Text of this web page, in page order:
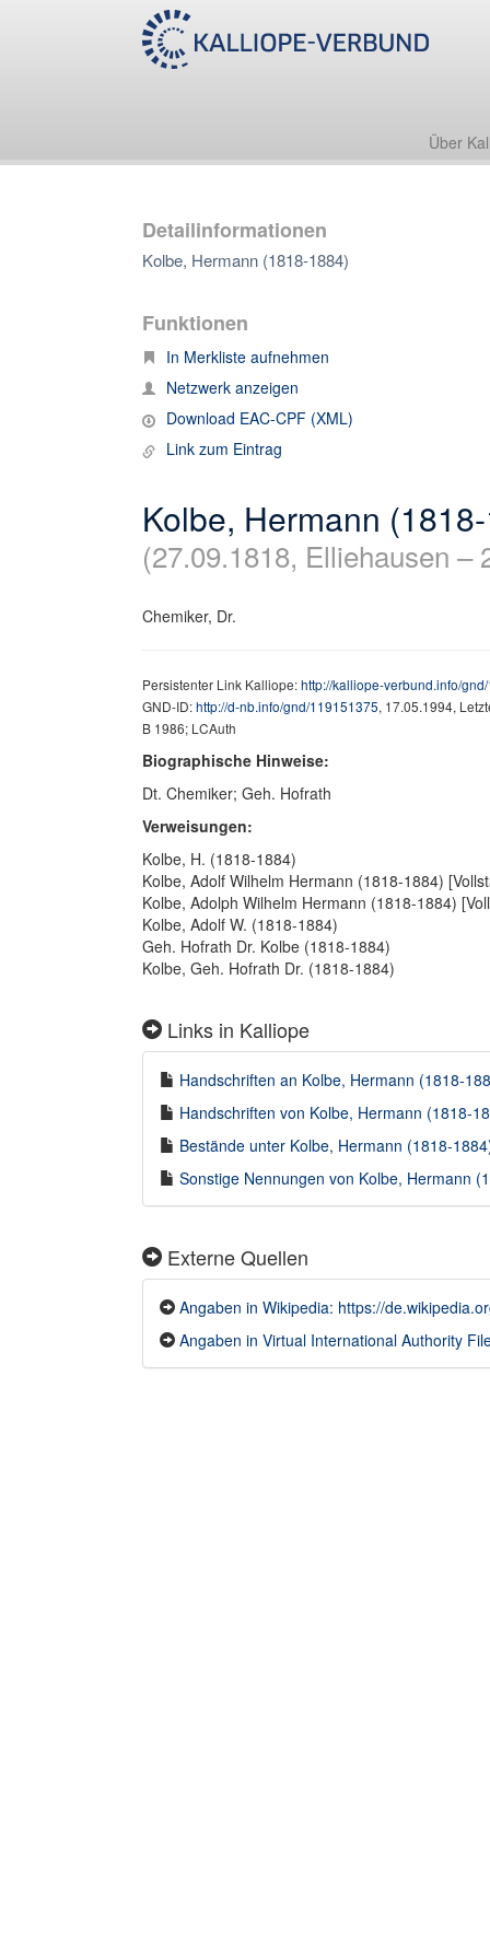
Über
Detailinformationen
Kolbe, Hermann (1818-1884)
Funktionen
In Merkliste aufnehmen
Netzwerk anzeigen
Download EAC-CPF (XML)
Link zum Eintrag
Kolbe, Hermann
(27.09.1818, Elliehausen –
Chemiker, Dr.
Persistenter Link Kalliope:http://kalliope-verbund.info/
GND-ID:http://d-nb.info/gnd/119151375, 17.05.1994,
B 1986; LCAuth
Biographische Hinweise:
Dt. Chemiker; Geh. Hofrath
Verweisungen:
Kolbe, H. (1818-1884)
Kolbe, Adolf Wilhelm Hermann (1818-1884)
Kolbe, Adolph Wilhelm Hermann (1818-1884)
Kolbe, Adolf W. (1818-1884)
Geh. Hofrath Dr. Kolbe (1818-1884)
Kolbe, Geh. Hofrath Dr. (1818-1884)
Links in Kalliope
Handschriften an Kolbe, Hermann (1818-
Handschriften von Kolbe, Hermann (1818-
Bestände unter Kolbe, Hermann (1818-
Sonstige Nennungen von Kolbe, Hermann
Externe Quellen
Angaben in Wikipedia: https://
Angaben in Virtual International Authority